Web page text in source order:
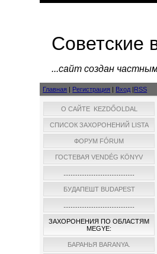
Советские
...cайт создан
Главная | Регистрация | Вход |RSS
О САЙТЕ KEZDŐOLDAL
СПИСОК ЗАХОРОНЕНИЙ LISTA
ФОРУМ FÓRUM
ГОСТЕВАЯ VENDÉG KÖNYV
БУДАПЕШТ BUDAPEST
ЗАХОРОНЕНИЯ ПО ОБЛАСТЯМ
MEGYE:
БАРАНЬЯ BARANYA.